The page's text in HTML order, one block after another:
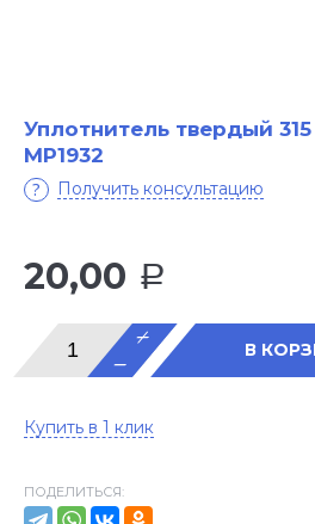
Уплотнитель твердый
МР1932
Получить консультацию
20,00 Р
В
Купить в 1 клик
ПОДЕЛИТЬСЯ: